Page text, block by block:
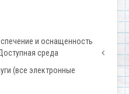
и оснащенность
среда
(все электронные